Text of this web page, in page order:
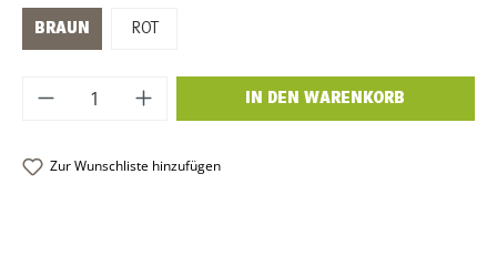
BRAUN ROT
Produkt Anzahl: Gib den gewünschten
IN DEN WARENKORB
Zur Wunschliste hinzufügen